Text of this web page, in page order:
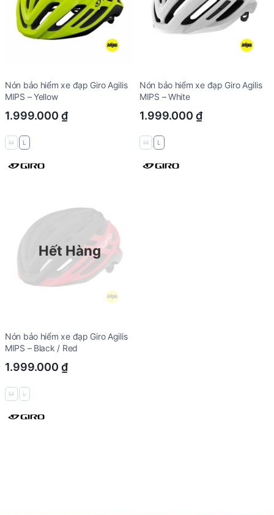
Nón bảo hiểm xe đạp Giro Agilis
MIPS – Yellow
1.999.000 ₫
M L
Nón bảo hiểm xe đạp Giro Agilis
MIPS – White
1.999.000 ₫
M L
Hết Hàng
Nón bảo hiểm xe đạp Giro Agilis
MIPS – Black / Red
1.999.000 ₫
M L